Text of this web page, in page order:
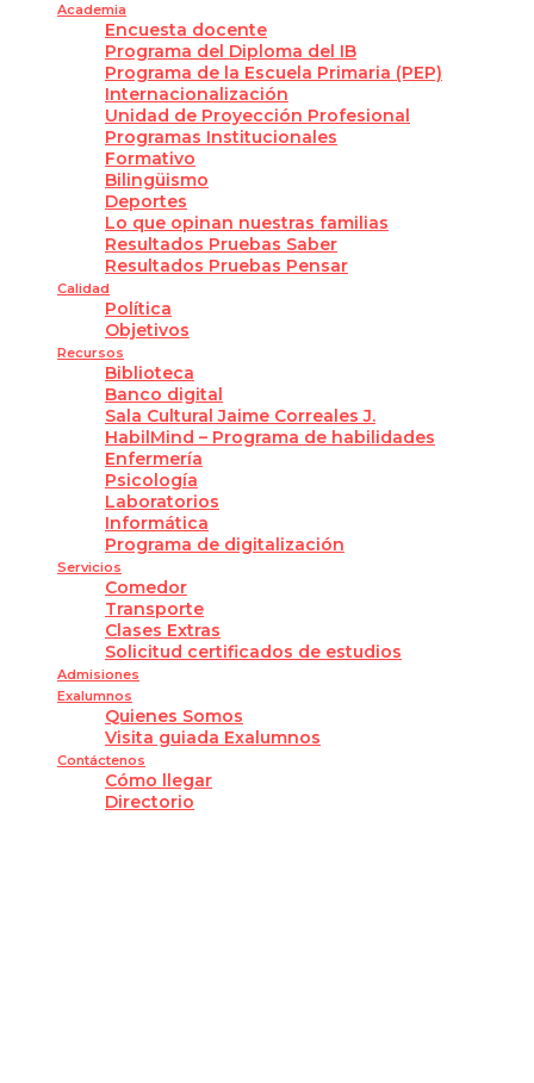
Academia
Encuesta docente
Programa del Diploma del IB
Programa de la Escuela Primaria (PEP)
Internacionalización
Unidad de Proyección Profesional
Programas Institucionales
Formativo
Bilingüismo
Deportes
Lo que opinan nuestras familias
Resultados Pruebas Saber
Resultados Pruebas Pensar
Calidad
Política
Objetivos
Recursos
Biblioteca
Banco digital
Sala Cultural Jaime Correales J.
HabilMind – Programa de habilidades
Enfermería
Psicología
Laboratorios
Informática
Programa de digitalización
Servicios
Comedor
Transporte
Clases Extras
Solicitud certificados de estudios
Admisiones
Exalumnos
Quienes Somos
Visita guiada Exalumnos
Contáctenos
Cómo llegar
Directorio